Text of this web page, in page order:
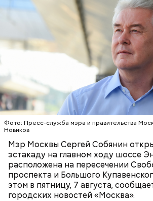
Фото: Пресс-служба мэра и правительства
Новиков
Мэр Москвы Сергей Собянин
эстакаду на главном ходу шоссе
расположена на пересечении
проспекта и Большого
этом в пятницу, 7 августа,
городских новостей «Москва».
Под эстакадой будут проложены
трамвайные пути в направлении
Ивановское. Собянин подчеркнул,
районе отсутствуют метро и
Специалисты работают над
завершением работ, и первые
мэра, могут запустить уже осенью.
подземного перехода в районе
Энтузиастов, боковых проездов и
новых трамвайных путей, которые
3-я Владимирская и Сталеваров.
СТРОИТЕЛЬСТВО
МОСКВА
СЕРГЕЙ СОБЯНИН
ДОРОГИ